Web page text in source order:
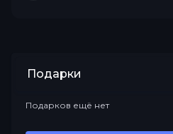
Подарки
Все
Подарков ещё нет